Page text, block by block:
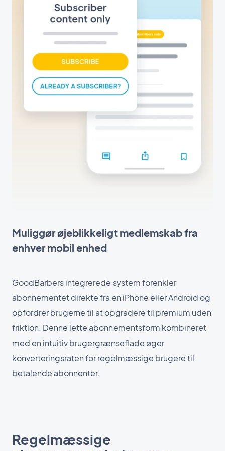
Muliggør øjeblikkeligt medlemskab fra
enhver mobil enhed
GoodBarbers integrerede system forenkler
abonnementet direkte fra en iPhone eller Android og
opfordrer brugerne til at opgradere til premium uden
friktion. Denne lette abonnementsform kombineret
med en intuitiv brugergrænseflade øger
konverteringsraten for regelmæssige brugere til
betalende abonnenter.
Regelmæssige